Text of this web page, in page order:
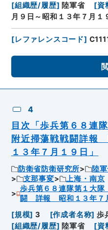
[組織歴/履歴] 陸軍省 [資
月９日～昭和１３年７月１
[レファレンスコード]
4
目次「歩兵第６８連
附近掃蕩戦戦闘詳報
１３年７月１９日」
防衛省防衛研究所 陸
支那事変
上海・南京
歩兵第６８連隊第１大
闘 詳報 昭和１３年７
[規模] 3 [作成者名称] 歩
[組織歴/履歴] 陸軍省 [資